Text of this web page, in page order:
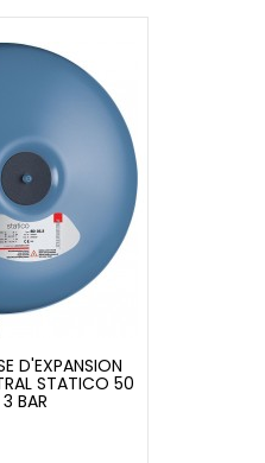
D'EXPANSION
D'EXPANSION
STATICO 50
3 BAR